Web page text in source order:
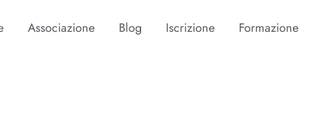
Associazione Blog Iscrizione Formazione